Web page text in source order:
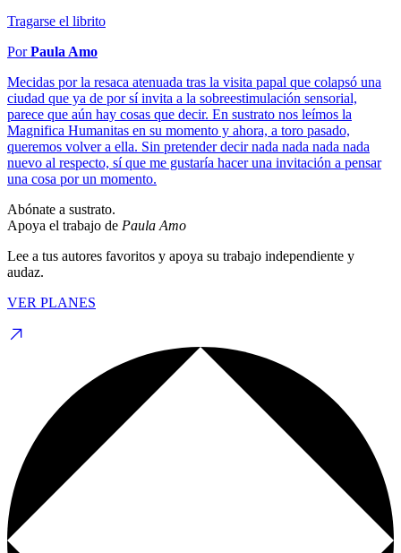
Tragarse el librito
PorPaula Amo
Mecidas por la resaca atenuada tras la visita papal que colapsó una
ciudad que ya de por sí invita a la sobreestimulación sensorial,
parece que aún hay cosas que decir. En sustrato nos leímos la
Magnifica Humanitas en su momento y ahora, a toro pasado,
queremos volver a ella. Sin pretender decir nada nada nada nada
nuevo al respecto, sí que me gustaría hacer una invitación a pensar
una cosa por un momento.
Abónate a sustrato.
Apoya el trabajo de Paula Amo
Lee a tus autores favoritos y apoya su trabajo independiente y
audaz.
VER PLANES